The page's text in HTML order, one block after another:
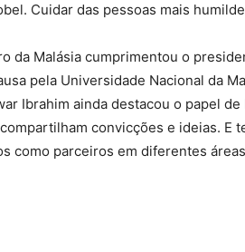
Cuidar das pessoas mais
da Malásia cumprimentou o
pela Universidade Nacional da
Ibrahim ainda destacou o papel
convicções e ideias. E
como parceiros em diferentes